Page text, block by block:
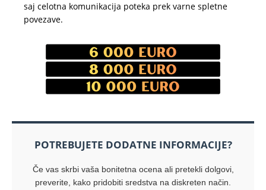
saj celotna komunikacija poteka prek varne spletne
povezave.
POTREBUJETE DODATNE INFORMACIJE?
Če vas skrbi vaša bonitetna ocena ali pretekli dolgovi,
preverite, kako pridobiti sredstva na diskreten način.